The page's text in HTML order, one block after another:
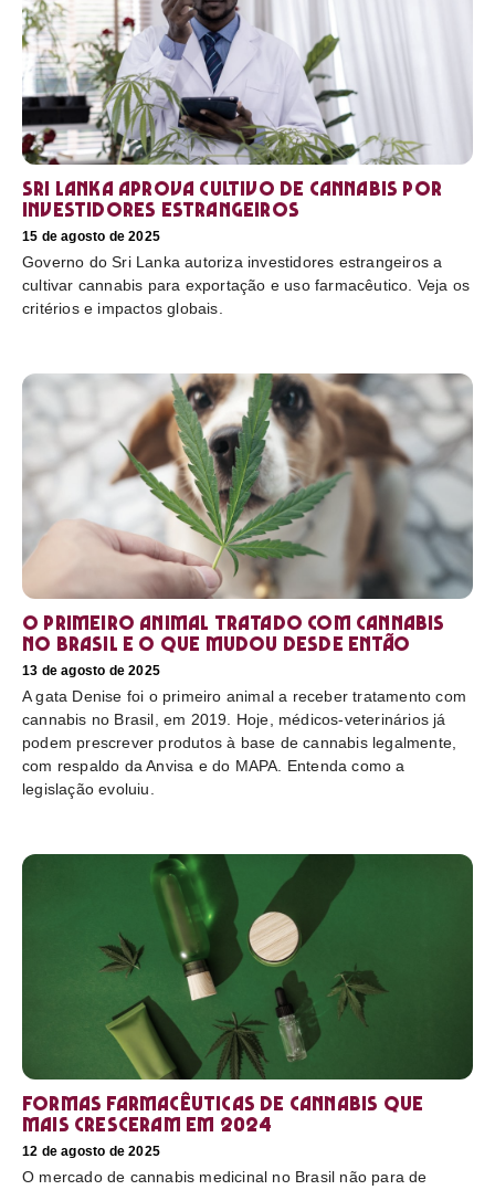
Sri Lanka aprova cultivo de cannabis por
investidores estrangeiros
15 de agosto de 2025
Governo do Sri Lanka autoriza investidores estrangeiros a
cultivar cannabis para exportação e uso farmacêutico. Veja os
critérios e impactos globais.
O primeiro animal tratado com cannabis
no Brasil e o que mudou desde então
13 de agosto de 2025
A gata Denise foi o primeiro animal a receber tratamento com
cannabis no Brasil, em 2019. Hoje, médicos-veterinários já
podem prescrever produtos à base de cannabis legalmente,
com respaldo da Anvisa e do MAPA. Entenda como a
legislação evoluiu.
Formas farmacêuticas de cannabis que
mais cresceram em 2024
12 de agosto de 2025
O mercado de cannabis medicinal no Brasil não para de